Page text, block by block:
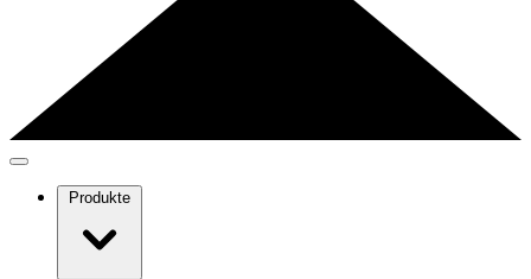
Produkte